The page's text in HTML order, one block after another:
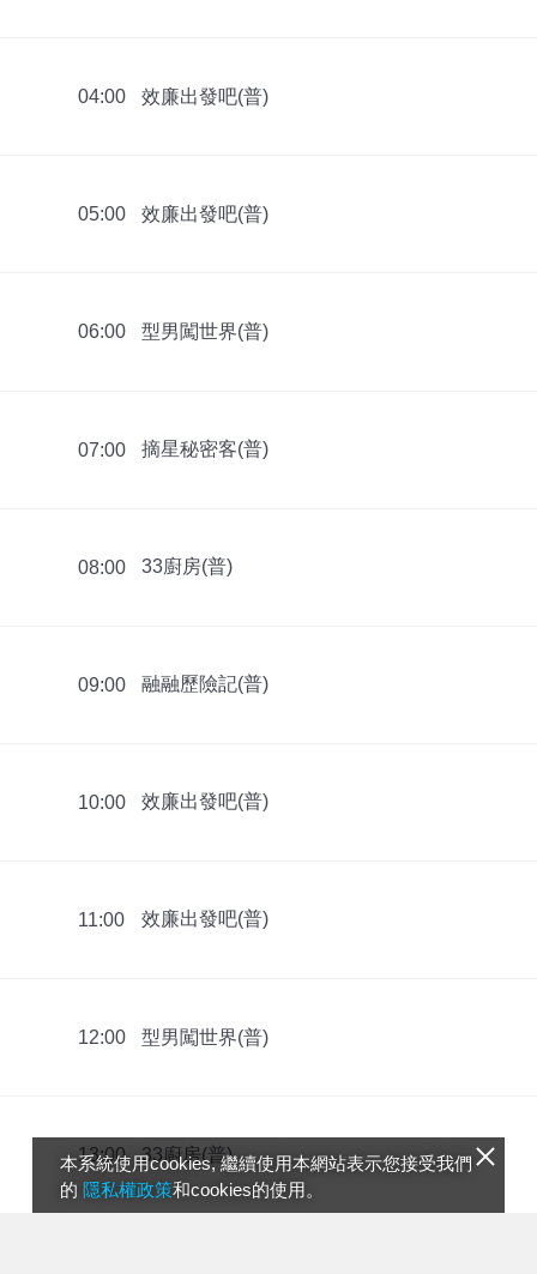
本系統使用cookies, 繼續使用本網站表示您接受我們
的 隱私權政策和cookies的使用。
04:00 效廉出發吧(普)
05:00 效廉出發吧(普)
06:00 型男闖世界(普)
07:00 摘星秘密客(普)
08:00 33廚房(普)
09:00 融融歷險記(普)
10:00 效廉出發吧(普)
11:00 效廉出發吧(普)
12:00 型男闖世界(普)
13:00 33廚房(普)